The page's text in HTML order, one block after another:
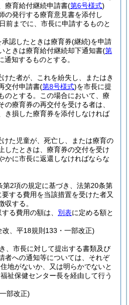
療育給付継続申請書(第6号様式)
の発行する療育意見書を添付し
前までに、市長に申請するものと
承認したときは療育券(継続)を申請
ときは療育給付継続却下通知書(第
通知するものとする。
た者が、これを紛失し、またはき
交付申請書(第8号様式)を市長に提
のとする。
この場合において、療
の療育券の再交付を受ける者は、
き損した療育券を添付しなければ
た児童が、死亡し、または療育の
したときは、療育券の交付を受け
かに市長に返還しなければならな
第2項の規定に基づき、法第20条第
する費用を当該措置を受けた者又
収する。
る費用の額は、 別表に定める額と
、平18規則133・一部改正)
、市長に対して提出する書類及び
者への通知等については、それぞ
地がないか、又は明らかでないと
祉保健センター長を経由して行う
部改正)